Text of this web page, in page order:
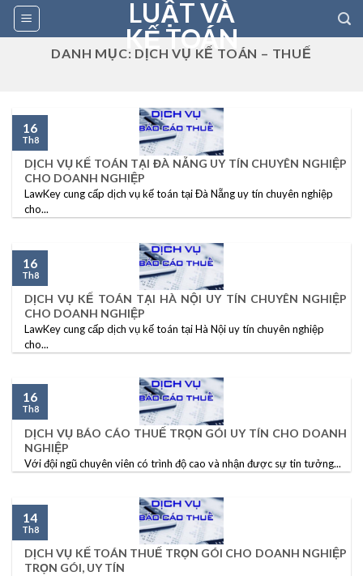
Skip
LUẬT VÀ
KẾ TOÁN
DANH MỤC: DỊCH VỤ KẾ TOÁN – THUẾ
DỊCH VỤ KẾ TOÁN TẠI ĐÀ NẴNG UY TÍN CHUYÊN NGHIỆP
CHO DOANH NGHIỆP
LawKey cung cấp dịch vụ kế toán tại Đà Nẵng uy tín chuyên nghiệp
cho...
16
Th8
DỊCH VỤ KẾ TOÁN TẠI HÀ NỘI UY TÍN CHUYÊN NGHIỆP
CHO DOANH NGHIỆP
LawKey cung cấp dịch vụ kế toán tại Hà Nội uy tín chuyên nghiệp
cho...
16
Th8
DỊCH VỤ BÁO CÁO THUẾ TRỌN GÓI UY TÍN CHO DOANH
NGHIỆP
Với đội ngũ chuyên viên có trình độ cao và nhận được sự tin tưởng...
16
Th8
DỊCH VỤ KẾ TOÁN THUẾ TRỌN GÓI CHO DOANH NGHIỆP
TRỌN GÓI, UY TÍN
14
Th8